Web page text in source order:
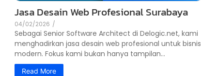
Jasa Desain Web Profesional Surabaya
04/02/2026 /
Sebagai Senior Software Architect di Delogic.net, kami
menghadirkan jasa desain web profesional untuk bisnis
modern. Fokus kami bukan hanya tampilan...
Read More